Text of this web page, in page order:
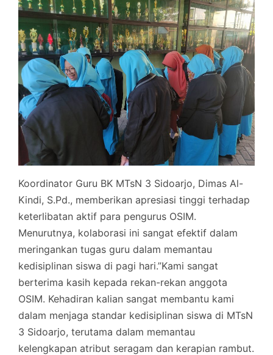
Koordinator Guru BK MTsN 3 Sidoarjo, Dimas Al-
Kindi, S.Pd., memberikan apresiasi tinggi terhadap
keterlibatan aktif para pengurus OSIM.
Menurutnya, kolaborasi ini sangat efektif dalam
meringankan tugas guru dalam memantau
kedisiplinan siswa di pagi hari.”Kami sangat
berterima kasih kepada rekan-rekan anggota
OSIM. Kehadiran kalian sangat membantu kami
dalam menjaga standar kedisiplinan siswa di MTsN
3 Sidoarjo, terutama dalam memantau
kelengkapan atribut seragam dan kerapian rambut.